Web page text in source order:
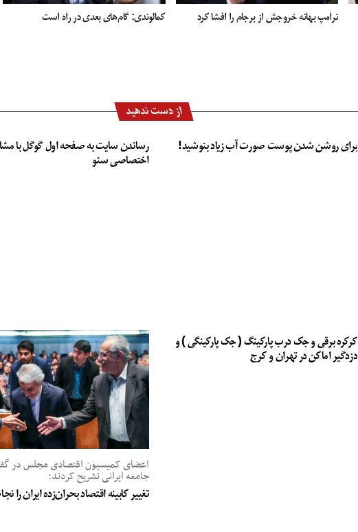
ترامپ بهانه خروجش از برجام را افشا کرد کمالوندی: گام‌های بعدی در راه است
از دست ندهید
برای روشن شدن پوست صورت آب زیاد بنوشید!
رساندن سایت به صفحه اول گوگل با
اختصاصی سئو
کرکره برقی و جک درب پارکینگ ( جک پارکینگی ) و
دزدگیر اماکن در تهران و کرج
اعضای کمیسیون اقتصادی مجلس در
جامعه ایرانی تشریح کردند:
تغییر کابینه اقتصاد بحران‌زده ایران را